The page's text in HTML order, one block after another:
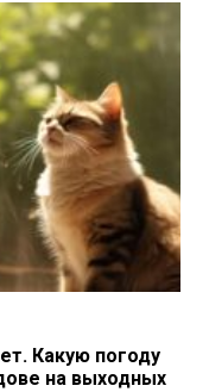
Какую погоду
на выходных